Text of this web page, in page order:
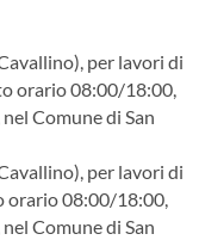
per lavori di
orario 08:00/18:00,
Comune di San
per lavori di
orario 08:00/18:00,
Comune di San